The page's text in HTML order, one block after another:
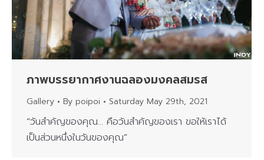
ภาพบรรยากาศงานฉลองมงคลสมรส
Gallery By poipoi Saturday May 29th, 2021
“วันสำคัญของคุณ… คือวันสำคัญของเรา ขอให้เราได้
เป็นส่วนหนึ่งในวันของคุณ”